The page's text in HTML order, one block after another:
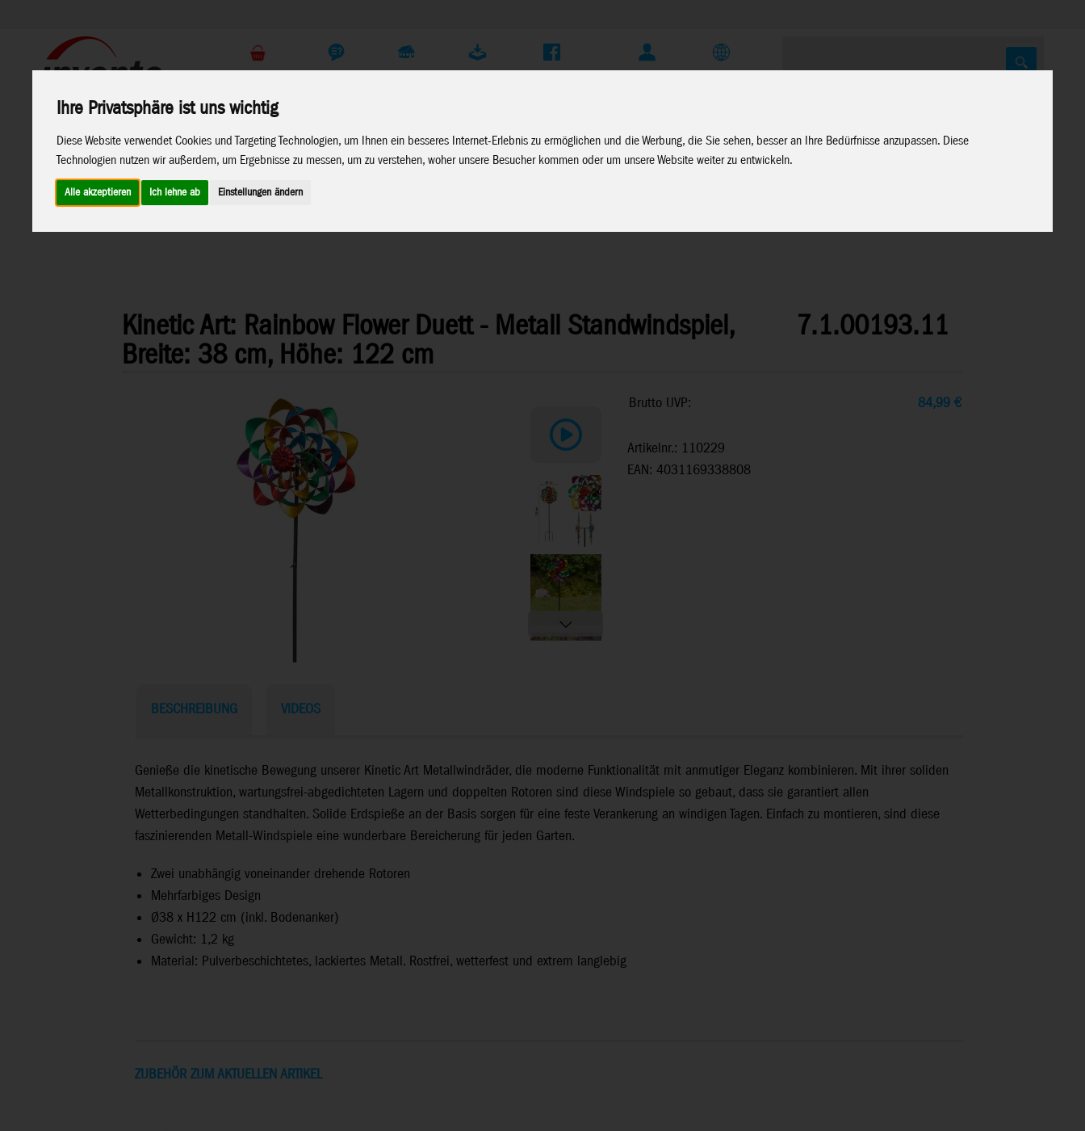
Ihre Privatsphäre ist uns wichtig
Diese Website verwendet Cookies und Targeting Technologien, um Ihnen ein besseres Internet-Erlebnis zu ermöglichen und die Werbung, die Sie sehen, besser an Ihre Bedürfnisse anzupassen. Diese
Technologien nutzen wir außerdem, um Ergebnisse zu messen, um zu verstehen, woher unsere Besucher kommen oder um unsere Website weiter zu entwickeln.
Alle akzeptieren Ich lehne ab Einstellungen ändern
Marken
Kinetic Art: Rainbow Flower Duett - Metall Standwindspiel,
Breite: 38 cm, Höhe: 122 cm
7.1.00193.11
Brutto UVP: 84,99€
Artikelnr.: 110229
EAN: 4031169338808
BESCHREIBUNG VIDEOS
Genieße die kinetische Bewegung unserer Kinetic Art Metallwindräder, die moderne Funktionalität mit anmutiger Eleganz kombinieren. Mit ihrer soliden
Metallkonstruktion, wartungsfrei-abgedichteten Lagern und doppelten Rotoren sind diese Windspiele so gebaut, dass sie garantiert allen
Wetterbedingungen standhalten. Solide Erdspieße an der Basis sorgen für eine feste Verankerung an windigen Tagen. Einfach zu montieren, sind diese
faszinierenden Metall-Windspiele eine wunderbare Bereicherung für jeden Garten.
Zwei unabhängig voneinander drehende Rotoren
Mehrfarbiges Design
Ø38 x H122 cm (inkl. Bodenanker)
Gewicht: 1,2 kg
Material: Pulverbeschichtetes, lackiertes Metall. Rostfrei, wetterfest und extrem langlebig
ZUBEHÖR ZUM AKTUELLEN ARTIKEL